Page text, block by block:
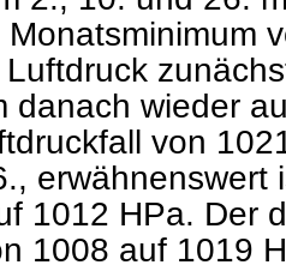
Luftdruck
danach wieder
von
erwähnenswert
1012 HPa. Der
1008 auf 1019